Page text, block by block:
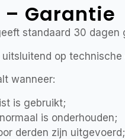
Garantie
standaard 30
op
wanneer:
is gebruikt;
is onderhouden;
derden zijn uitgevoerd;